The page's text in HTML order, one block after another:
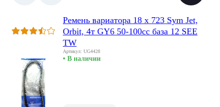
Ремень вариатора 18 x 723 Sym Jet,
Orbit, 4т GY6 50-100сс база 12 SEE
TW
Артикул: UG4428
• В наличии